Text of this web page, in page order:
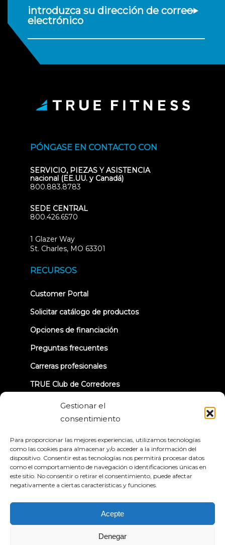
Gestionar el
consentimiento
Para proporcionar las mejores experiencias, utilizamos tecnologías
como las cookies para almacenar y/o acceder a la información del
dispositivo. Consentir estas tecnologías nos permitirá procesar datos
como el comportamiento de navegación o identificaciones únicas en
este sitio. No consentir o retirar el consentimiento, puede afectar
negativamente a ciertas características y funciones.
Acepte
Denegar
introduzca su dirección de correo
electrónico
PÓNGASE EN CONTACTO CON
SERVICIO, PIEZAS Y ASISTENCIA
nacional (EE.UU. y Canadá)
800.883.8783
SEDE CENTRAL
800.426.6570
1 Glazer Way
St. Charles, MO 63301
RECURSOS
Customer Portal(opens
new
Solicitar catálogo de productos
Opciones de financiación
Preguntas frecuentes
Carreras profesionales
TRUE Club de Corredores
Información sobre la retirada
© 2026 True Fitness. All Rights Reserved
Política de privacidad
Condiciones generales
Declaración de accesibilidad